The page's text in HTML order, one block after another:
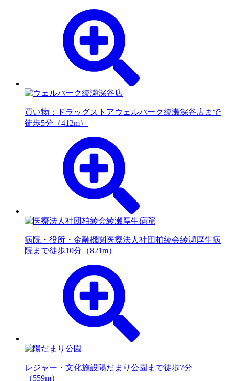
買い物：ドラッグストアウェルパーク綾瀬深谷店まで
徒歩5分（412m）
病院・役所・金融機関 医療法人社団柏綾会綾瀬厚生病
院まで徒歩10分（821m）
レジャー・文化施設陽だまり公園まで徒歩7分
（559m）